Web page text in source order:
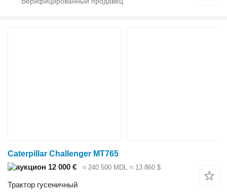
Caterpillar Challenger MT765
12 000 €
≈ 240 500 MDL ≈ 13 860 $
Трактор гусеничный